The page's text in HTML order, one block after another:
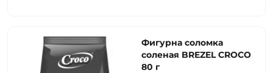
Фигурна соломка
соленая BREZEL CROCO
80 г